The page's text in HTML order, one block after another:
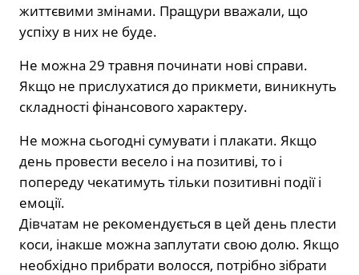
життєвими змінами. Пращури вважали, що
успіху в них не буде.
Не можна 29 травня починати нові справи.
Якщо не прислухатися до прикмети, виникнуть
складності фінансового характеру.
Не можна сьогодні сумувати і плакати. Якщо
день провести весело і на позитиві, то і
попереду чекатимуть тільки позитивні події і
емоції.
Дівчатам не рекомендується в цей день плести
коси, інакше можна заплутати свою долю. Якщо
необхідно прибрати волосся, потрібно зібрати